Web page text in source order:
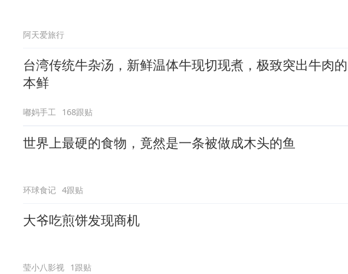
阿天爱旅行
台湾传统牛杂汤，新鲜温体牛现切现煮，极致突出牛肉的
本鲜
嘟妈手工 168跟贴
世界上最硬的食物，竟然是一条被做成木头的鱼
环球食记 4跟贴
大爷吃煎饼发现商机
莹小八影视 1跟贴